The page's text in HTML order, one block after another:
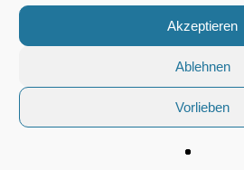
Akzeptieren
Ablehnen
Vorlieben
linkedin
© 2026 textstation.